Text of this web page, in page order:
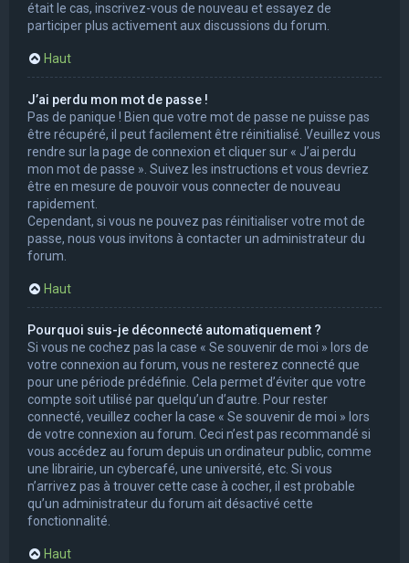
était le cas, inscrivez-vous de nouveau et essayez de
participer plus activement aux discussions du forum.
Haut
J’ai perdu mon mot de passe !
Pas de panique ! Bien que votre mot de passe ne puisse pas
être récupéré, il peut facilement être réinitialisé. Veuillez vous
rendre sur la page de connexion et cliquer sur « J’ai perdu
mon mot de passe ». Suivez les instructions et vous devriez
être en mesure de pouvoir vous connecter de nouveau
rapidement.
Cependant, si vous ne pouvez pas réinitialiser votre mot de
passe, nous vous invitons à contacter un administrateur du
forum.
Haut
Pourquoi suis-je déconnecté automatiquement ?
Si vous ne cochez pas la case « Se souvenir de moi » lors de
votre connexion au forum, vous ne resterez connecté que
pour une période prédéfinie. Cela permet d’éviter que votre
compte soit utilisé par quelqu’un d’autre. Pour rester
connecté, veuillez cocher la case « Se souvenir de moi » lors
de votre connexion au forum. Ceci n’est pas recommandé si
vous accédez au forum depuis un ordinateur public, comme
une librairie, un cybercafé, une université, etc. Si vous
n’arrivez pas à trouver cette case à cocher, il est probable
qu’un administrateur du forum ait désactivé cette
fonctionnalité.
Haut